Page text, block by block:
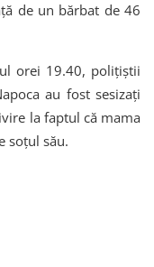
de un bărbat de 46
orei 19.40, polițiștii
au fost sesizați
la faptul că mama
soțul său.